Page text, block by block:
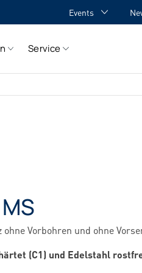
Events
SIHGA meets YOU
Service
MS
Vorbohren und ohne
(C1) und Edelstahl